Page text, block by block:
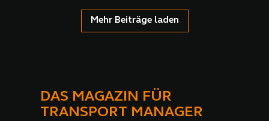
Mehr Beiträge laden
DAS MAGAZIN FÜR
TRANSPORT MANAGER